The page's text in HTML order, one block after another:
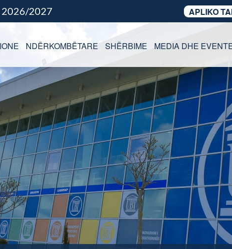
2026/2027 APLIKO
NDËRKOMBËTARE SHËRBIME MEDIA DHE